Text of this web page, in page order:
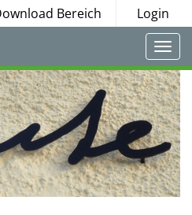
Bereich Login